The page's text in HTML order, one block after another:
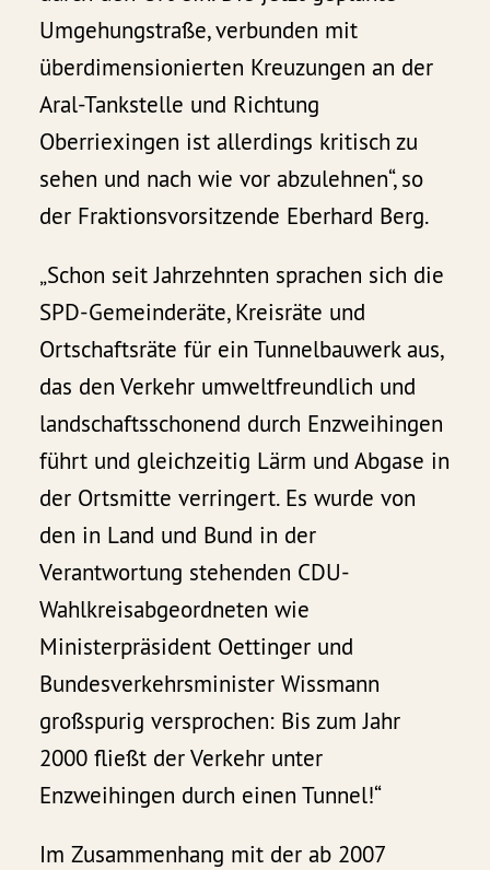
Umgehungstraße, verbunden mit
überdimensionierten Kreuzungen an der
Aral-Tankstelle und Richtung
Oberriexingen ist allerdings kritisch zu
sehen und nach wie vor abzulehnen“, so
der Fraktionsvorsitzende Eberhard Berg.
„Schon seit Jahrzehnten sprachen sich die
SPD-Gemeinderäte, Kreisräte und
Ortschaftsräte für ein Tunnelbauwerk aus,
das den Verkehr umweltfreundlich und
landschaftsschonend durch Enzweihingen
führt und gleichzeitig Lärm und Abgase in
der Ortsmitte verringert. Es wurde von
den in Land und Bund in der
Verantwortung stehenden CDU-
Wahlkreisabgeordneten wie
Ministerpräsident Oettinger und
Bundesverkehrsminister Wissmann
großspurig versprochen: Bis zum Jahr
2000 fließt der Verkehr unter
Enzweihingen durch einen Tunnel!“
Im Zusammenhang mit der ab 2007